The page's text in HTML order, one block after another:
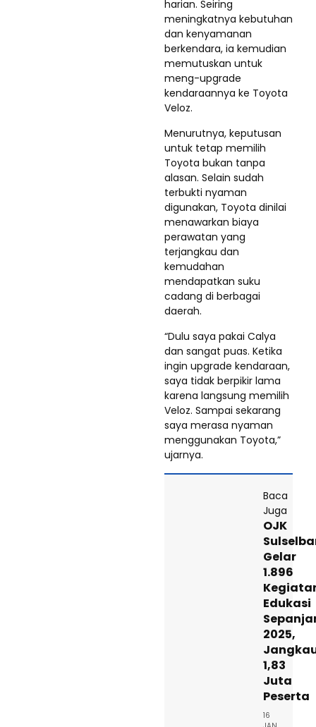
harian. Seiring
meningkatnya kebutuhan
dan kenyamanan
berkendara, ia kemudian
memutuskan untuk
meng-upgrade
kendaraannya ke Toyota
Veloz.
Menurutnya, keputusan
untuk tetap memilih
Toyota bukan tanpa
alasan. Selain sudah
terbukti nyaman
digunakan, Toyota dinilai
menawarkan biaya
perawatan yang
terjangkau dan
kemudahan
mendapatkan suku
cadang di berbagai
daerah.
“Dulu saya pakai Calya
dan sangat puas. Ketika
ingin upgrade kendaraan,
saya tidak berpikir lama
karena langsung memilih
Veloz. Sampai sekarang
saya merasa nyaman
menggunakan Toyota,”
ujarnya.
Baca
Juga
OJK
Gelar
1.896
Edukasi
2025,
1,83
Juta
Peserta
16